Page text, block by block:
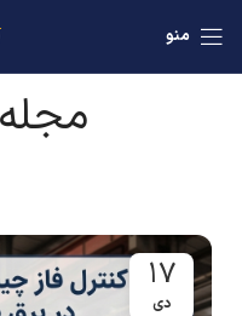
منو
۱۷
دی